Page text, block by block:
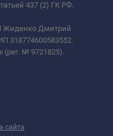
437 (2) ГК РФ.
Жиденко Дмитрий
318774600583552.
(рег. № 9721825).
сайта